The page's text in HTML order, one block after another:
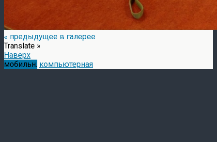
« предыдущее в галерее
Translate »
Наверх
мобильн. компьютерная